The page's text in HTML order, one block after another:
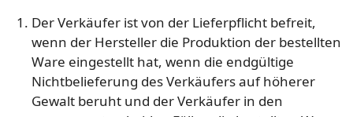
Der Verkäufer ist von der Lieferpflicht befreit,
wenn der Hersteller die Produktion der bestellten
Ware eingestellt hat, wenn die endgültige
Nichtbelieferung des Verkäufers auf höherer
Gewalt beruht und der Verkäufer in den